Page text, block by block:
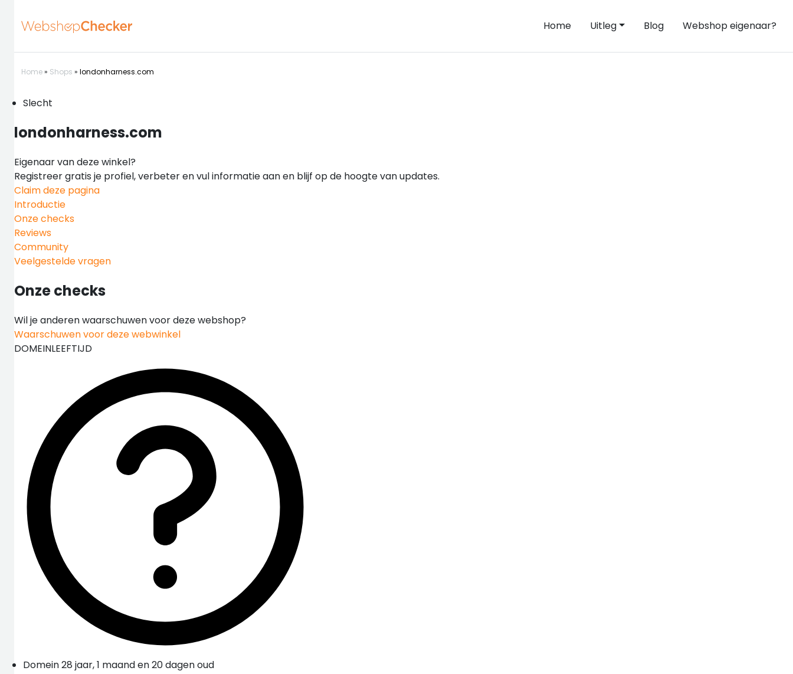
Home Uitleg Blog Webshop eigenaar?
Home» Shops » londonharness.com
Slecht
londonharness.com
Eigenaar van deze winkel?
Registreer gratis je profiel, verbeter en vul informatie aan en blijf op de hoogte van updates.
Claim deze pagina
Introductie
Onze checks
Reviews
Community
Veelgestelde vragen
Onze checks
Wil je anderen waarschuwen voor deze webshop?
Waarschuwen voor deze webwinkel
DOMEINLEEFTIJD
Domein 28 jaar, 1 maand en 20 dagen oud